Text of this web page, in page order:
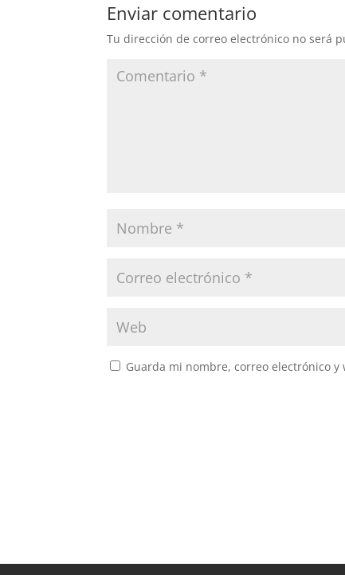
Enviar comentario
Tu dirección de correo electrónico no será
Guarda mi nombre, correo electrónico